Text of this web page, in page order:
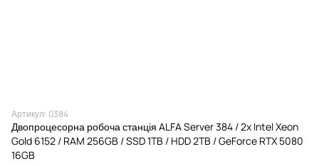
Артикул: 0384
Двопроцесорна робоча станція ALFA Server 384 / 2x Intel Xeon
Gold 6152 / RAM 256GB / SSD 1TB / HDD 2TB / GeForce RTX 5080
16GB